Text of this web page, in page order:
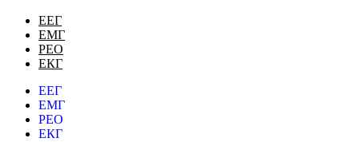
ЕЕГ
ЕМГ
РЕО
ЕКГ
ЕЕГ
ЕМГ
РЕО
ЕКГ